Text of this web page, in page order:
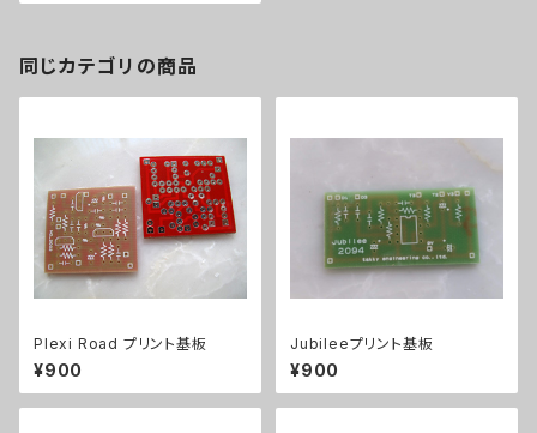
同じカテゴリの商品
Plexi Road プリント基板
¥900
Jubileeプリント基板
¥900